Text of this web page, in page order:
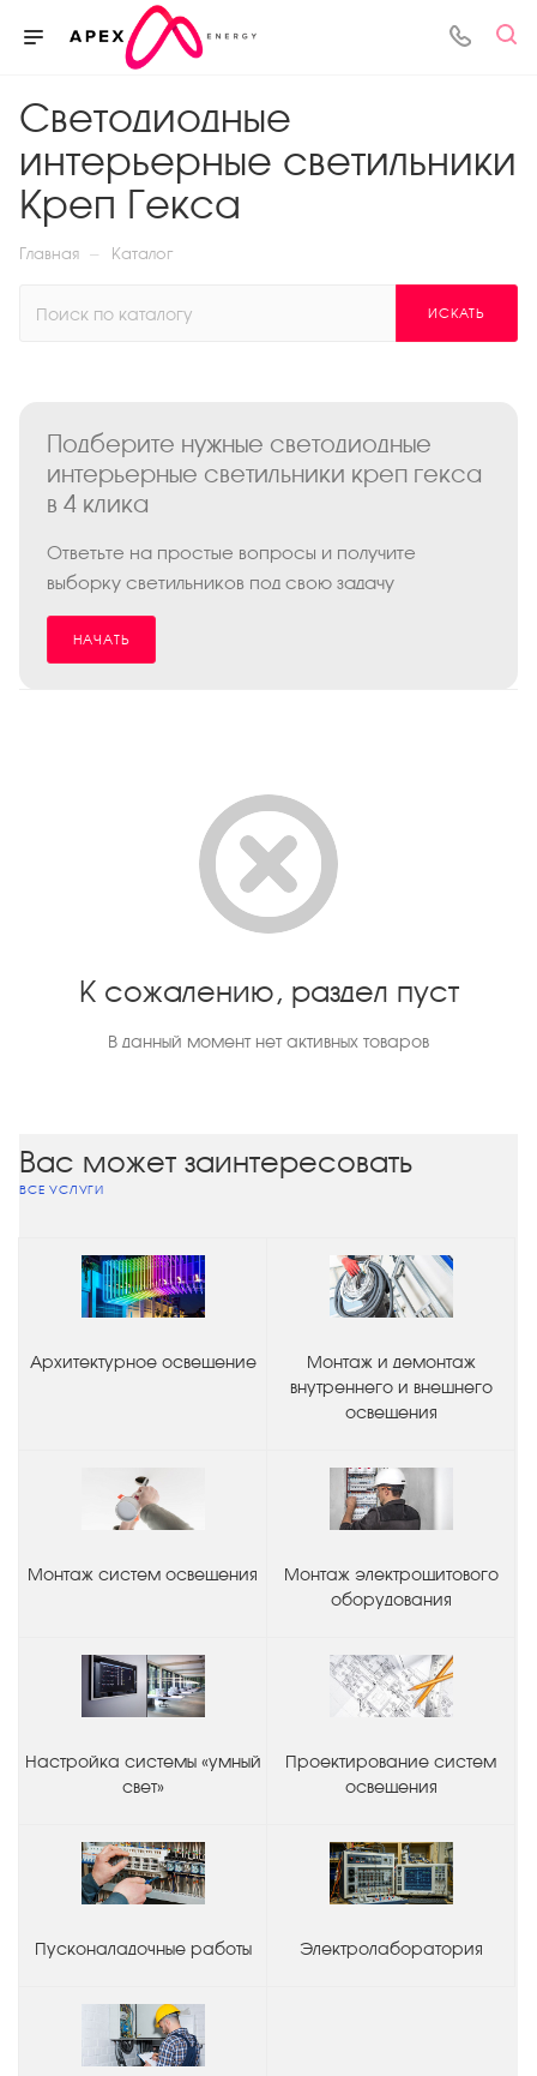
Светодиодные
интерьерные светильники
Креп Гекса
Главная — Каталог
ИСКАТЬ
Подберите нужные светодиодные
интерьерные светильники креп гекса
в 4 клика
Ответьте на простые вопросы и получите
выборку светильников под свою задачу
НАЧАТЬ
К сожалению, раздел пуст
В данный момент нет активных товаров
Вас может заинтересовать
ВСЕ УСЛУГИ
Архитектурное освещение
Монтаж и демонтаж
внутреннего и внешнего
освещения
Монтаж систем освещения
Монтаж электрощитового
оборудования
Настройка системы «умный
свет»
Проектирование систем
освещения
Пусконаладочные работы Электролаборатория